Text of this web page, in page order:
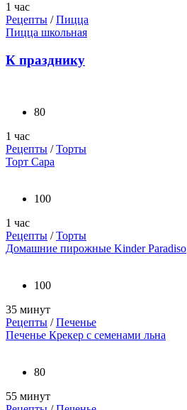
1 час
Рецепты /Пицца
Пицца школьная
К празднику
80
1 час
Рецепты /Торты
Торт Сара
100
1 час
Рецепты /Торты
Домашние пирожные Kinder Paradiso
100
35 минут
Рецепты /Печенье
Печенье Крекер с семенами льна
80
55 минут